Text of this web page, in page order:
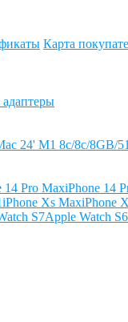
Карта
24' M1 8c/8c/8GB/
14 Pro MaxiPhone 14
iPhone Xs MaxiPhone
S7Apple Watch S6